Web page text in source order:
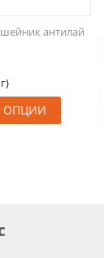
антилай
ОПЦИИ